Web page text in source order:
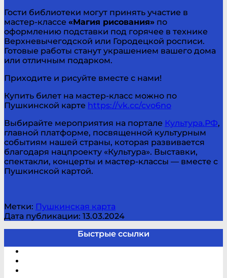
Гости библиотеки могут принять участие в
мастер-классе «Магия рисования» по
оформлению подставки под горячее в технике
Верхневычегодской или Городецкой росписи.
Готовые работы станут украшением вашего дома
или отличным подарком.
Приходите и рисуйте вместе с нами!
Купить билет на мастер-класс можно по
Пушкинской карте https://vk.cc/cvo6no
Выбирайте мероприятия на портале Культура.РФ,
главной платформе, посвященной культурным
событиям нашей страны, которая развивается
благодаря нацпроекту «Культура». Выставки,
спектакли, концерты и мастер-классы — вместе с
Пушкинской картой.
Метки: Пушкинская карта
Дата публикации: 13.03.2024
Быстрые ссылки